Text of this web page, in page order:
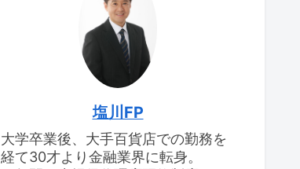
塩川FP
大学卒業後、大手百貨店での勤務を
経て30才より金融業界に転身。